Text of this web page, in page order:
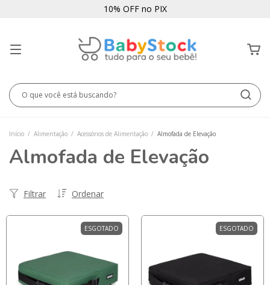
10% OFF no PIX
Início / Alimentação / Acessórios de Alimentação / Almofada de Elevação
Almofada de Elevação
Ordenar
Filtrar
ESGOTADO ESGOTADO